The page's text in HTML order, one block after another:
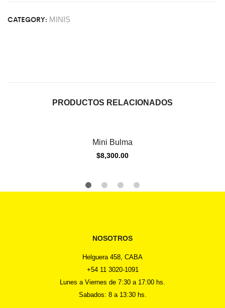
CATEGORY: MINIS
PRODUCTOS RELACIONADOS
Mini Bulma
$8,300.00
NOSOTROS
Helguera 458, CABA
+54 11 3020-1091
Lunes a Viernes de 7:30 a 17:00 hs.
Sabados: 8 a 13:30 hs.